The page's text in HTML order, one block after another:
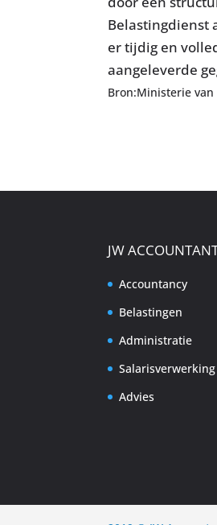
Belastingdienst
er tijdig en
aangeleverde
Bron:Ministerie
JW
Accountancy
Belastingen
Administratie
Salarisverwerking
Advies